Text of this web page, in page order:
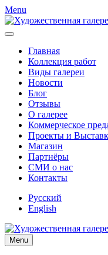
Menu
Главная
Коллекция работ
Виды галереи
Новости
Блог
Отзывы
О галерее
Коммерческое
Проекты и
Магазин
Партнёры
СМИ о нас
Контакты
Русский
English
Menu